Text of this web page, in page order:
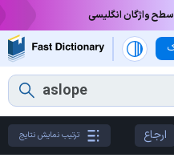
واژگان انگلیسی
ارجاع ترتیب نمایش نتایج